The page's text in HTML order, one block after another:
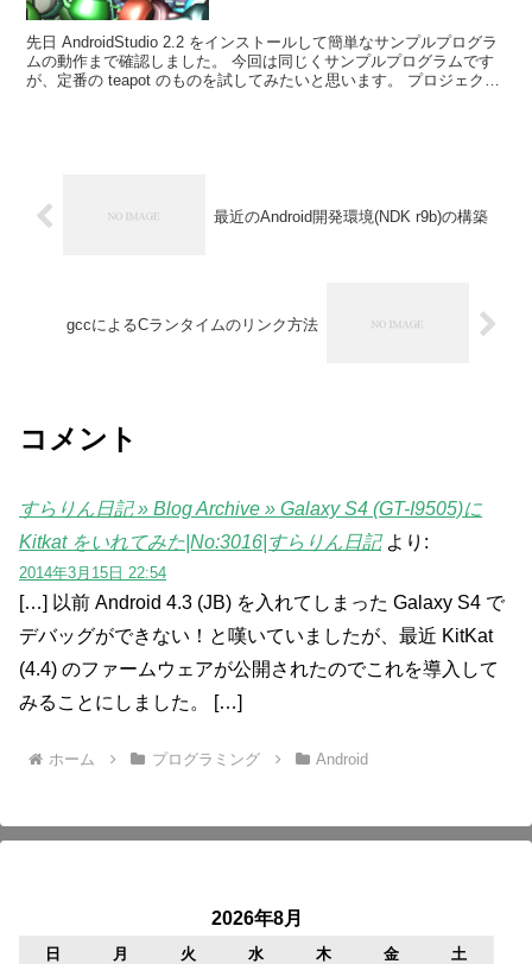
先日 AndroidStudio 2.2 をインストールして簡単なサンプルプログラ
ムの動作まで確認しました。 今回は同じくサンプルプログラムです
が、定番の teapot のものを試してみたいと思います。 プロジェクト
最近のAndroid開発環境(NDK r9b)の構築
gccによるCランタイムのリンク方法
コメント
すらりん日記 » Blog Archive » Galaxy S4 (GT-I9505)に
Kitkat をいれてみた|No:3016|すらりん日記 より:
2014年3月15日 22:54
[…] 以前 Android 4.3 (JB) を入れてしまった Galaxy S4 で
デバッグができない！と嘆いていましたが、最近 KitKat
(4.4) のファームウェアが公開されたのでこれを導入して
みることにしました。 […]
ホーム プログラミング Android
2026年8月
日 月 火 水 木 金
土